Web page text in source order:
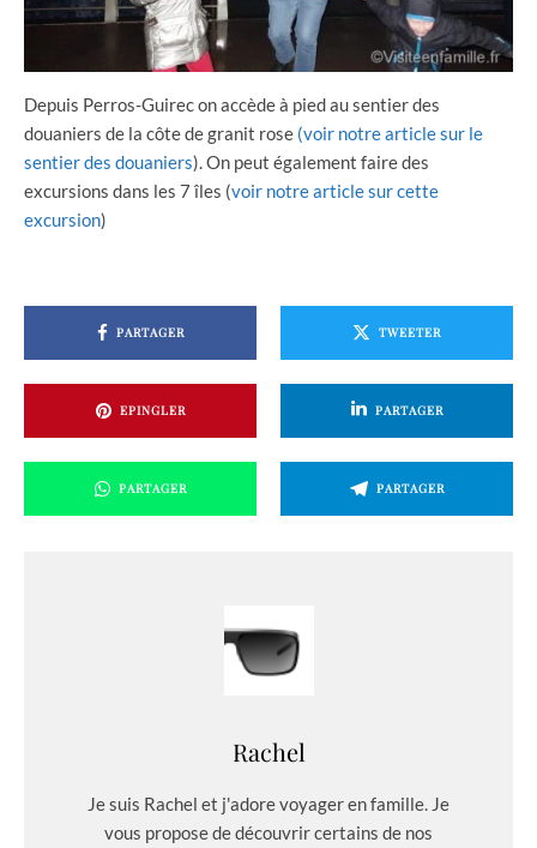
Depuis Perros-Guirec on accède à pied au sentier des
douaniers de la côte de granit rose (voir notre article sur le
sentier des douaniers). On peut également faire des
excursions dans les 7 îles (voir notre article sur cette
excursion)
PARTAGER TWEETER
EPINGLER PARTAGER
PARTAGER PARTAGER
Rachel
Je suis Rachel et j'adore voyager en famille. Je
vous propose de découvrir certains de nos